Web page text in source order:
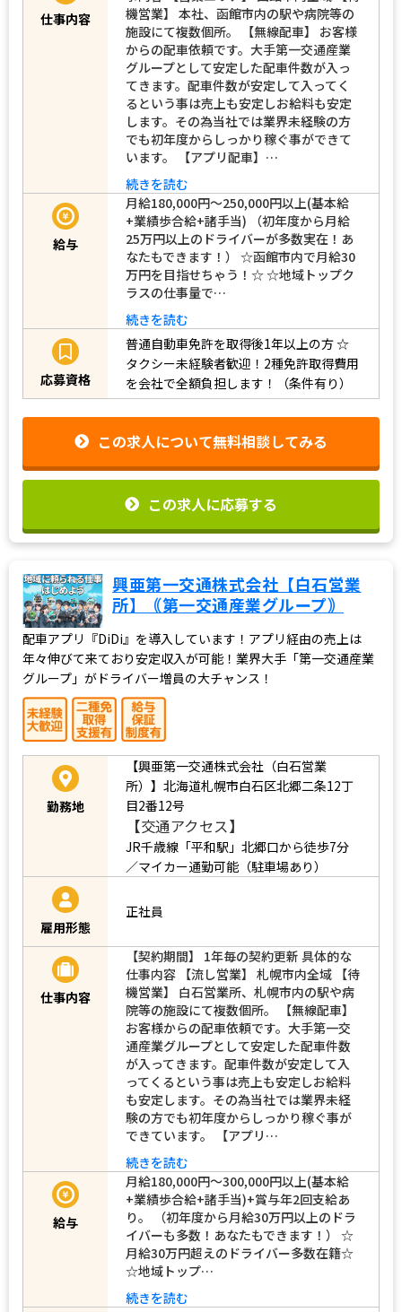
仕事内容
機営業】 本社、函館市内の駅や病院等の
施設にて複数個所。 【無線配車】 お客様
からの配車依頼です。大手第一交通産業
グループとして安定した配車件数が入っ
てきます。配車件数が安定して入ってく
るという事は売上も安定しお給料も安定
します。その為当社では業界未経験の方
でも初年度からしっかり稼ぐ事ができて
います。 【アプリ配車】…
続きを読む
給与
月給180,000円～250,000円以上(基本給
+業績歩合給+諸手当) （初年度から月給
25万円以上のドライバーが多数実在！あ
なたもできます！） ☆函館市内で月給30
万円を目指せちゃう！☆ ☆地域トップク
ラスの仕事量で…
続きを読む
応募資格
普通自動車免許を取得後1年以上の方☆
タクシー未経験者歓迎！2種免許取得費用
を会社で全額負担します！（条件有り）
この求人について無料相談してみる
この求人に応募する
興亜第一交通株式会社【白石営業
所】｟第一交通産業グループ｠
配車アプリ『DiDi』を導入しています！アプリ経由の売上は
年々伸びて来ており安定収入が可能！業界大手「第一交通産業
グループ」がドライバー増員の大チャンス！
勤務地
【興亜第一交通株式会社（白石営業
所）】北海道札幌市白石区北郷二条12丁
目2番12号
【交通アクセス】
JR千歳線「平和駅」北郷口から徒歩7分
／マイカー通勤可能（駐車場あり）
雇用形態
正社員
仕事内容
【契約期間】 1年毎の契約更新 具体的な
仕事内容 【流し営業】 札幌市内全域 【待
機営業】 白石営業所、札幌市内の駅や病
院等の施設にて複数個所。 【無線配車】
お客様からの配車依頼です。大手第一交
通産業グループとして安定した配車件数
が入ってきます。配車件数が安定して入
ってくるという事は売上も安定しお給料
も安定します。その為当社では業界未経
験の方でも初年度からしっかり稼ぐ事が
できています。 【アプリ…
続きを読む
給与
月給180,000円～300,000円以上(基本給
+業績歩合給+諸手当)+賞与年2回支給あ
り。 （初年度から月給30万円以上のドラ
イバーも多数！あなたもできます！） ☆
月給30万円超えのドライバー多数在籍☆
☆地域トップ…
続きを読む